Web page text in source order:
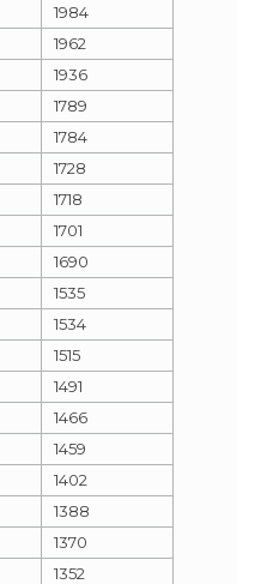
1984
1962
1936
1789
1784
1728
1718
1701
1690
1535
1534
1515
1491
1466
1459
1402
1388
1370
1352